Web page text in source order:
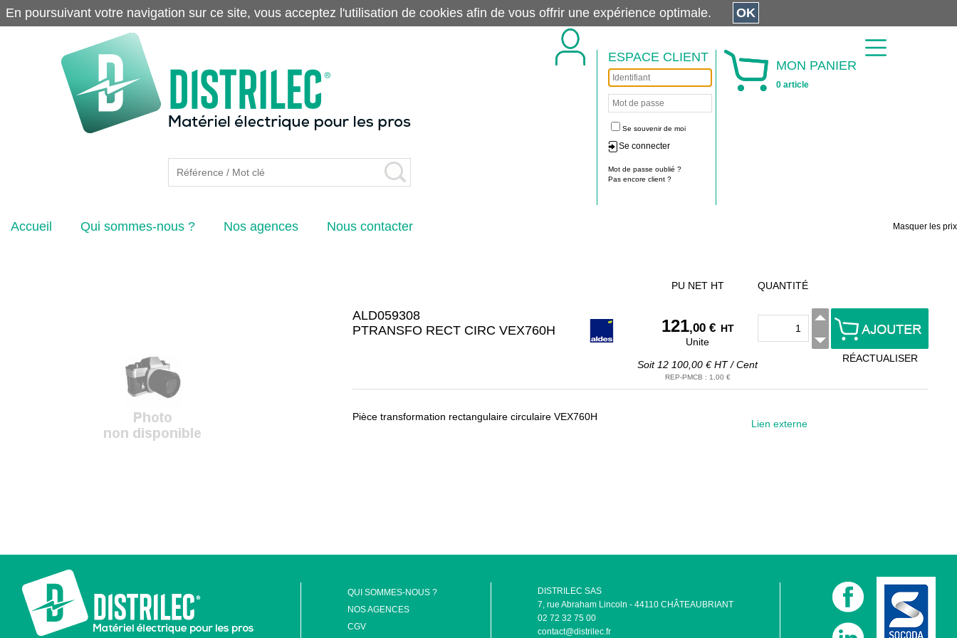
ESPACE CLIENT
Se souvenir de moi
Se connecter
Mot de passe oublié ?
Pas encore client ?
MON PANIER
0 article
Accueil Qui sommes-nous ? Nos agences Nous contacter Masquer les prix
ALD059308
PTRANSFO RECT CIRC VEX760H
PU NET HT
121,00 € HT
Unite
Soit 12 100,00 € HT/Cent
REP-PMCB : 1,00 €
QUANTITÉ
RÉACTUALISER
Pièce transformation rectangulaire circulaire VEX760H
Lien externe
QUI SOMMES-NOUS ?
NOS AGENCES
CGV
DISTRILEC SAS
7, rue Abraham Lincoln - 44110 CHÂTEAUBRIANT
02 72 32 75 00
contact@distrilec.fr
En poursuivant votre navigation sur ce site, vous acceptez l'utilisation de cookies afin de vous offrir une expérience optimale. OK